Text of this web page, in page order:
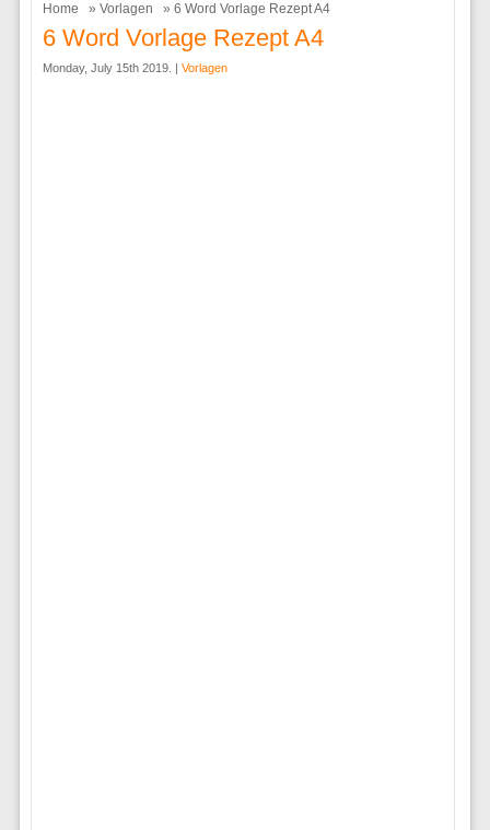
Home » Vorlagen » 6 Word Vorlage Rezept A4
6 Word Vorlage Rezept A4
Monday, July 15th 2019. | Vorlagen